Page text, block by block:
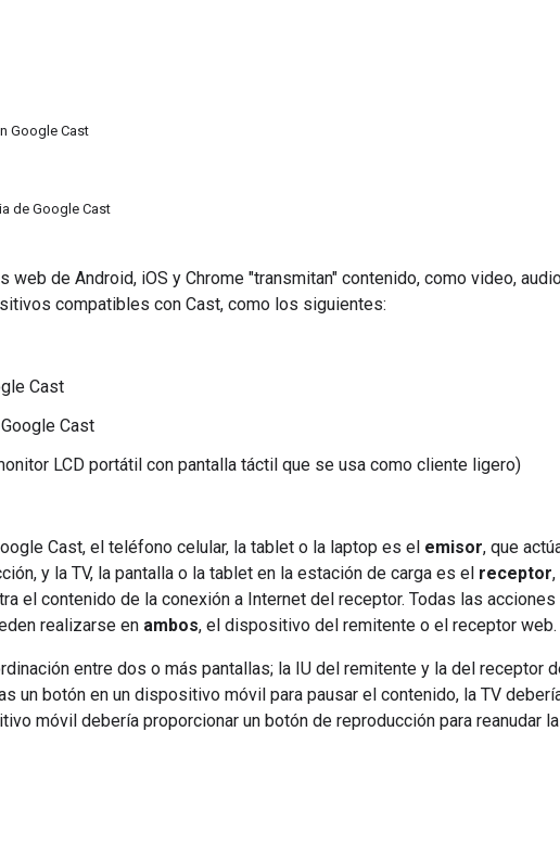
Google Cast
de Google Cast
web de Android, iOS y Chrome "transmitan" contenido, como video,
compatibles con Cast, como los siguientes:
Cast
Cast
LCD portátil con pantalla táctil que se usa como cliente ligero)
Cast, el teléfono celular, la tablet o la laptop es el emisor, que
y la TV, la pantalla o la tablet en la estación de carga es el receptor
el contenido de la conexión a Internet del receptor. Todas las
realizarse en ambos, el dispositivo del remitente o el receptor web.
entre dos o más pantallas; la IU del remitente y la del receptor
un botón en un dispositivo móvil para pausar el contenido, la TV
móvil debería proporcionar un botón de reproducción para reanudar